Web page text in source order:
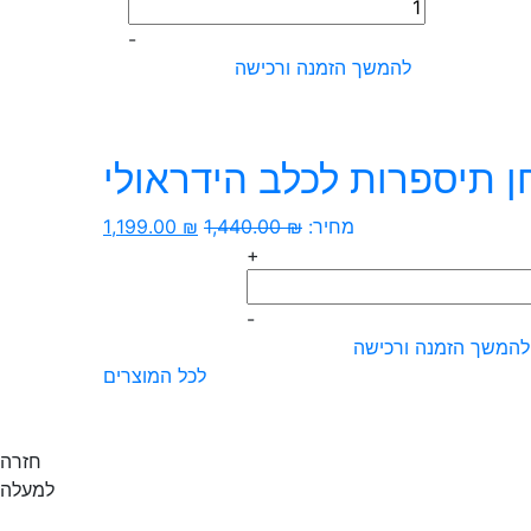
2,040.00 ₪.
של
מפוח
-
להמשך הזמנה ורכישה
תיספרות לכלב הידראולי
מחיר: 1,440.00₪
המחיר
1,199.00 ₪
+
-
להמשך הזמנה ורכישה
לכל המוצרים
חזרה
למעלה